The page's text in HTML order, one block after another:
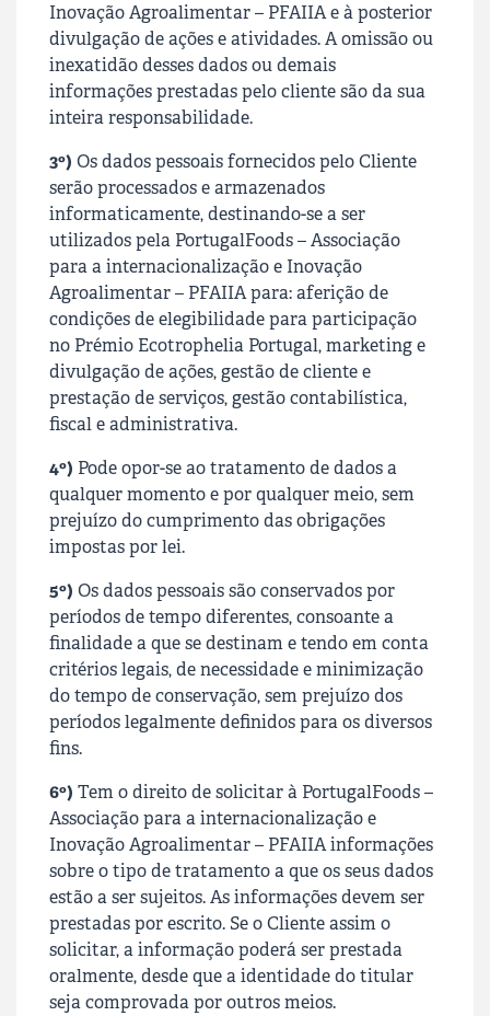
Inovação Agroalimentar – PFAIIAe à posterior
divulgação de ações e atividades. A omissão ou
inexatidão desses dados ou demais
informações prestadas pelo cliente são da sua
inteira responsabilidade.
3º) Os dados pessoais fornecidos pelo Cliente
serão processados e armazenados
informaticamente, destinando-se a ser
utilizados pela PortugalFoods – Associação
para a internacionalização e Inovação
Agroalimentar – PFAIIApara: aferição de
condições de elegibilidade para participação
no Prémio Ecotrophelia Portugal, marketing e
divulgação de ações, gestão de cliente e
prestação de serviços, gestão contabilística,
fiscal e administrativa.
4º) Pode opor-se ao tratamento de dados a
qualquer momento e por qualquer meio, sem
prejuízo do cumprimento das obrigações
impostas por lei.
5º) Os dados pessoais são conservados por
períodos de tempo diferentes, consoante a
finalidade a que se destinam e tendo em conta
critérios legais, de necessidade e minimização
do tempo de conservação, sem prejuízo dos
períodos legalmente definidos para os diversos
fins.
6º) Tem o direito de solicitar à PortugalFoods –
Associação para a internacionalização e
Inovação Agroalimentar – PFAIIAinformações
sobre o tipo de tratamento a que os seus dados
estão a ser sujeitos. As informações devem ser
prestadas por escrito. Se o Cliente assim o
solicitar, a informação poderá ser prestada
oralmente, desde que a identidade do titular
seja comprovada por outros meios.